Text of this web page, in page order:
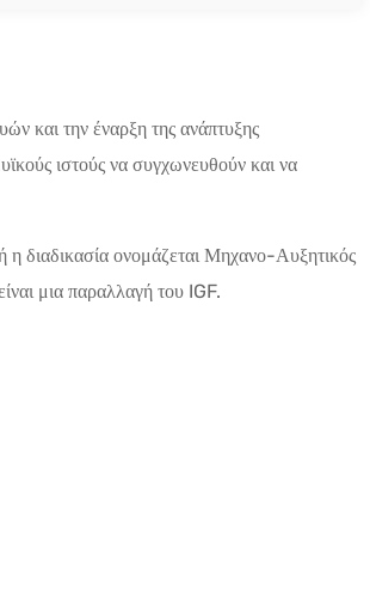
και την έναρξη της ανάπτυξης
ιστούς να συγχωνευθούν και να
η διαδικασία ονομάζεται Μηχανο-Αυξητικός
μια παραλλαγή του IGF.